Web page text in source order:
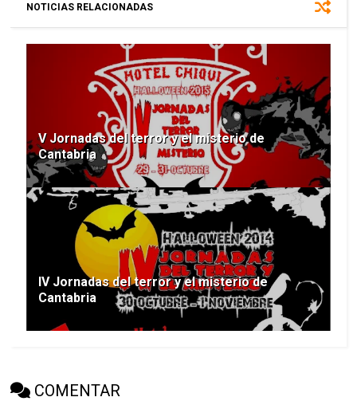
NOTICIAS RELACIONADAS
V Jornadas del terror y el misterio de
Cantabria
IV Jornadas del terror y el misterio de
Cantabria
COMENTAR